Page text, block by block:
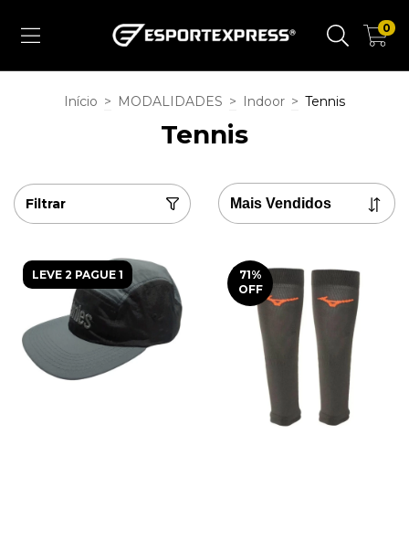
0
Início > MODALIDADES > Indoor > Tennis
Tennis
Filtrar
LEVE 2 PAGUE 1 71%
OFF